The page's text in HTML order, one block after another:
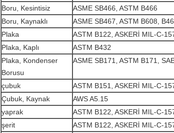
Boru, Kesintisiz
ASME SB466, ASTM B466
Boru, Kaynaklı
ASME SB467, ASTM B608,
Plaka
ASTM B122, ASKERİ MIL-C-
Plaka, Kaplı
ASTM B432
Plaka, Kondenser
Borusu
ASME SB171, ASTM B171,
çubuk
ASTM B151, ASKERİ MIL-C-
Çubuk, Kaynak
AWS A5.15
yaprak
ASTM B122, ASKERİ MIL-C-
şerit
ASTM B122, ASKERİ MIL-C-